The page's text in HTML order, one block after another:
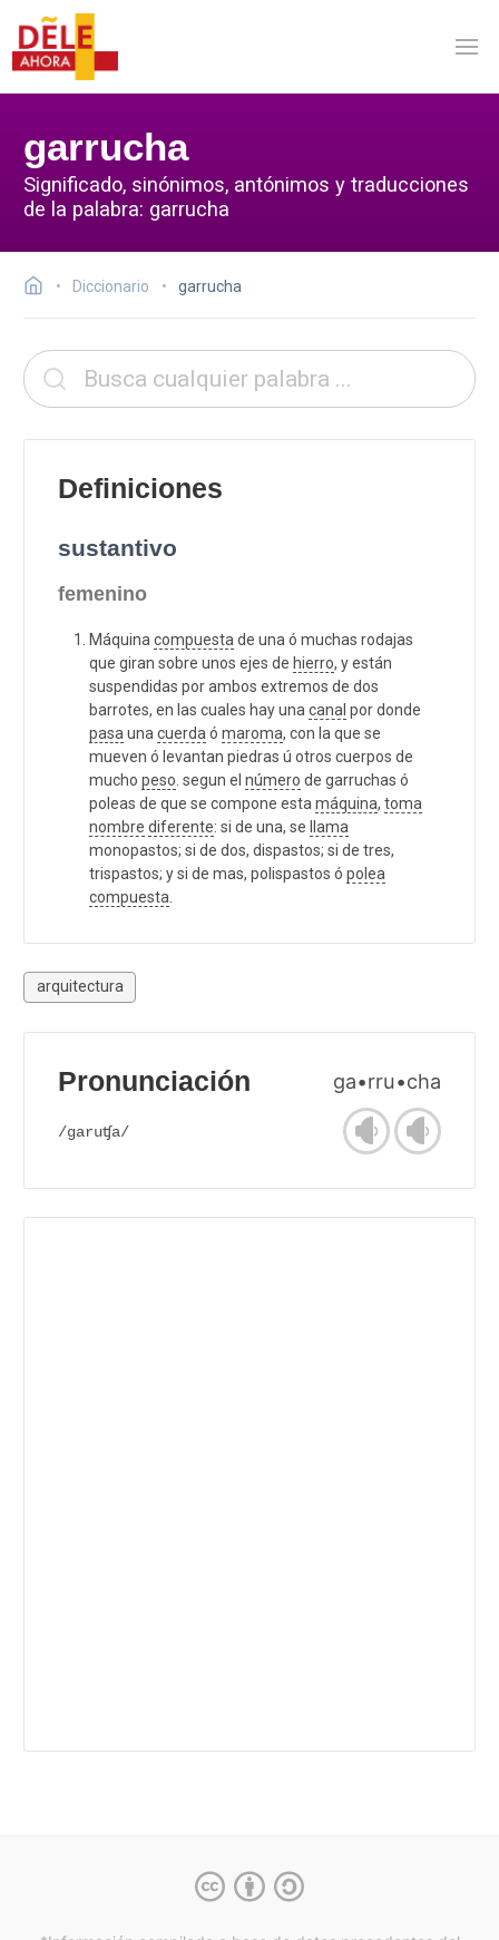
garrucha
Significado, sinónimos, antónimos y traducciones
de la palabra: garrucha
Diccionario garrucha
Definiciones
sustantivo
femenino
Máquina compuesta de una ó muchas rodajas
que giran sobre unos ejes de hierro, y están
suspendidas por ambos extremos de dos
barrotes, en las cuales hay una canal por donde
pasa una cuerda ó maroma, con la que se
mueven ó levantan piedras ú otros cuerpos de
mucho peso . segun el número de garruchas ó
poleas de que se compone esta máquina, toma
nombre diferente: si de una, se
llama
monopastos; si de dos, dispastos; si de tres,
trispastos; y si de mas, polispastos ó polea
compuesta
arquitectura
Pronunciación ga•rru•cha
/garuʧa/